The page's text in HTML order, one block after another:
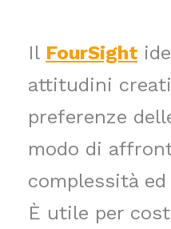
Il FourSight
attitudini
preferenze
modo di
complessità
È utile per